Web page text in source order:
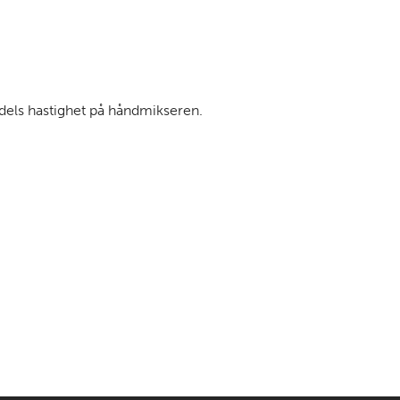
hastighet på håndmikseren.